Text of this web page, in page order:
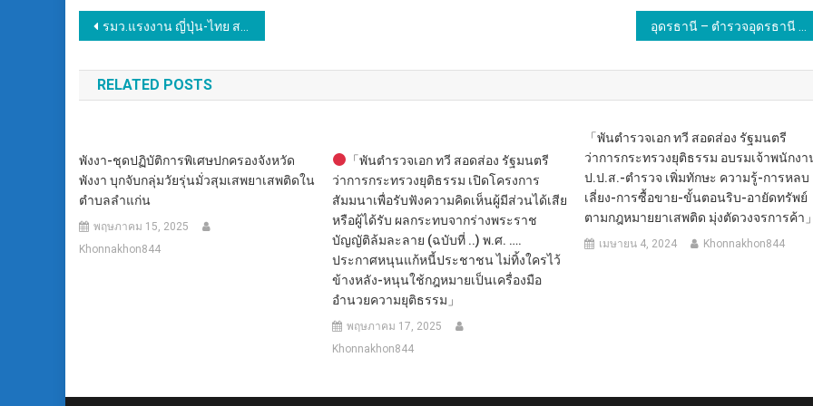
แนะแนว
เรื่อง
รมว.แรงงาน ญี่ปุ่น-ไทย สานสัมพันธ์ เจรจาเพิ่มโควต้าแรงงาน ภาคท่องเที่ยว บริบาล ก่อสร้าง และ Osaka expo2025 โอกาสของแรงงานทักษะ ค่าจ้างสูง
RELATED POSTS
พังงา-ชุดปฏิบัติการพิเศษปกครองจังหวัด
พังงา บุกจับกลุ่มวัยรุ่นมั่วสุมเสพยาเสพติดใน
ตำบลลำแก่น
พฤษภาคม 15, 2025
Khonnakhon844
「พันตำรวจเอก ทวี สอดส่อง รัฐมนตรี
ว่าการกระทรวงยุติธรรม เปิดโครงการ
สัมมนาเพื่อรับฟังความคิดเห็นผู้มีส่วนได้เสีย
หรือผู้ได้รับ ผลกระทบจากร่างพระราช
บัญญัติล้มละลาย (ฉบับที่ ..) พ.ศ. ….
ประกาศหนุนแก้หนี้ประชาชน ไม่ทิ้งใครไว้
ข้างหลัง-หนุนใช้กฎหมายเป็นเครื่องมือ
อำนวยความยุติธรรม」
พฤษภาคม 17, 2025
Khonnakhon844
「พันตำรวจเอก ทวี สอดส่อง รัฐมนตรี
ว่าการกระทรวงยุติธรรม อบรมเจ้าพนักงา
ป.ป.ส.-ตำรวจ เพิ่มทักษะ ความรู้-การหลบ
เลี่ยง-การซื้อขาย-ขั้นตอนริบ-อายัดทรัพย์
ตามกฎหมายยาเสพติด มุ่งตัดวงจรการค้า
เมษายน 4, 2024 Khonnakhon844